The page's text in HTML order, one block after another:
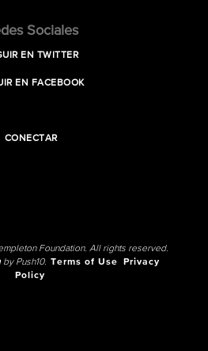
Sociales
EN TWITTER
EN FACEBOOK
CONECTAR
Foundation. All rights reserved.
by Push10. Terms of Use
Privacy
Policy